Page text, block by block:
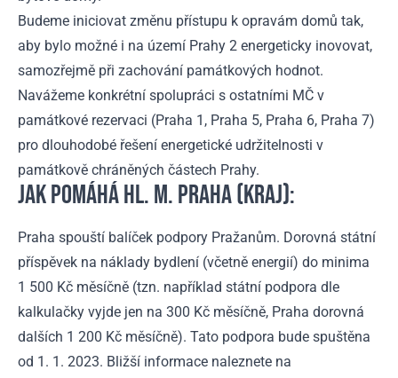
Budeme iniciovat změnu přístupu k opravám domů tak,
aby bylo možné i na území Prahy 2 energeticky inovovat,
samozřejmě při zachování památkových hodnot.
Navážeme konkrétní spolupráci s ostatními MČ v
památkové rezervaci (Praha 1, Praha 5, Praha 6, Praha 7)
pro dlouhodobé řešení energetické udržitelnosti v
památkově chráněných částech Prahy.
JAK POMÁHÁ HL. M. PRAHA (KRAJ):
Praha spouští balíček podpory Pražanům. Dorovná státní
příspěvek na náklady bydlení (včetně energií) do minima
1 500 Kč měsíčně (tzn. například státní podpora dle
kalkulačky vyjde jen na 300 Kč měsíčně, Praha dorovná
dalších 1 200 Kč měsíčně). Tato podpora bude spuštěna
od 1. 1. 2023. Bližší informace naleznete na